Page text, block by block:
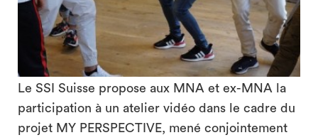
Le SSI Suisse propose aux MNA et ex-MNA la
participation à un atelier vidéo dans le cadre du
projet MY PERSPECTIVE, mené conjointement